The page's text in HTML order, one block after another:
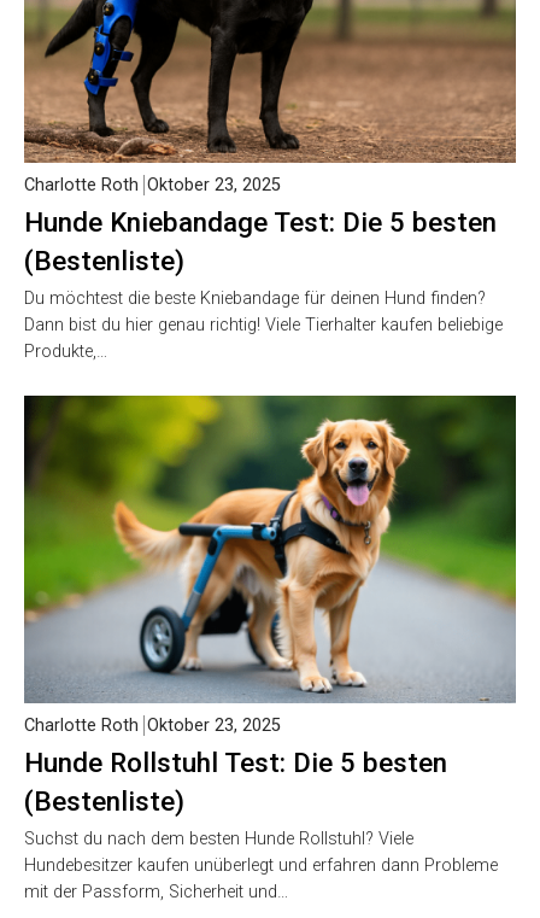
Hunde Kniebandage Test: Die 5 besten
(Bestenliste)
Charlotte Roth Oktober 23, 2025
Du möchtest die beste Kniebandage für deinen Hund finden?
Dann bist du hier genau richtig! Viele Tierhalter kaufen beliebige
Produkte,…
Hunde Rollstuhl Test: Die 5 besten
(Bestenliste)
Charlotte Roth Oktober 23, 2025
Suchst du nach dem besten Hunde Rollstuhl? Viele
Hundebesitzer kaufen unüberlegt und erfahren dann Probleme
mit der Passform, Sicherheit und…